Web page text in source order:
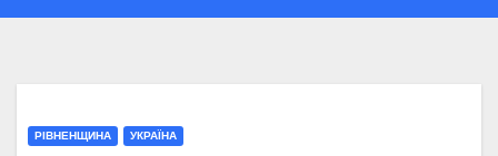
РІВНЕНЩИНА УКРАЇНА